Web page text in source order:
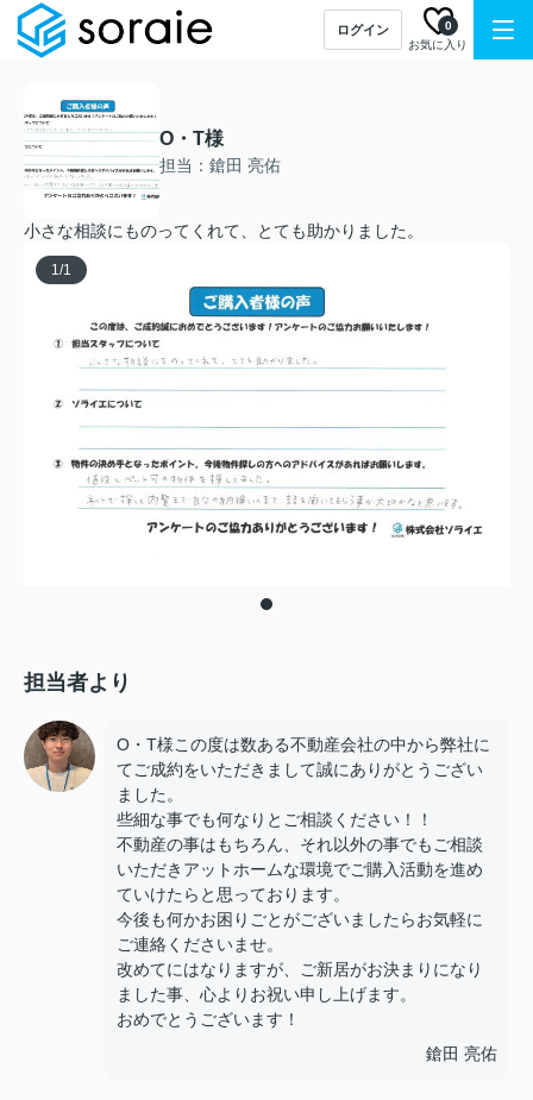
ログイン
お気に入り
0
O・T様
担当：鎗田 亮佑
小さな相談にものってくれて、とても助かりました。
1/1
担当者より
O・T様この度は数ある不動産会社の中から弊社に
てご成約をいただきまして誠にありがとうござい
ました。
些細な事でも何なりとご相談ください！！
不動産の事はもちろん、それ以外の事でもご相談
いただきアットホームな環境でご購入活動を進め
ていけたらと思っております。
今後も何かお困りごとがございましたらお気軽に
ご連絡くださいませ。
改めてにはなりますが、ご新居がお決まりになり
ました事、心よりお祝い申し上げます。
おめでとうございます！
鎗田 亮佑